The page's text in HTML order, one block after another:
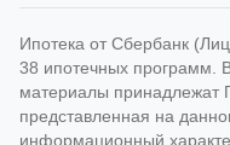
Ипотека от Сбербанк
38 ипотечных программ.
материалы
представленная на
информационный